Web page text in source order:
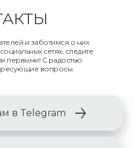
и заботимся о них.
сетях, следите
первыми! С радостью
вопросы.
в Telegram